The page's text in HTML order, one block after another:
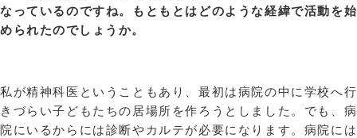
なっているのですね。もともとはどのような経緯で活動を始
められたのでしょうか。
私が精神科医ということもあり、最初は病院の中に学校へ行
きづらい子どもたちの居場所を作ろうとしました。でも、病
院にいるからには診断やカルテが必要になります。病院には